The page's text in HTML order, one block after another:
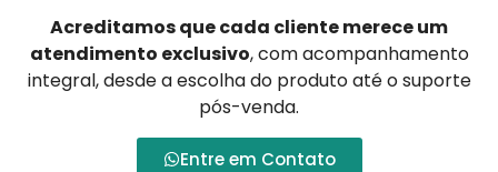
Acreditamos que cada cliente merece um
atendimento exclusivo, com acompanhamento
integral, desde a escolha do produto até o suporte
pós-venda.
Entre em Contato